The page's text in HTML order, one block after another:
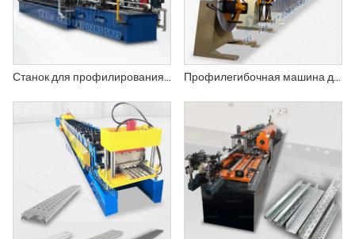
Станок для профилирования профилей и направляющих для гипсокартона Профилегибочная машина для производства потолков с Т-образным профилем